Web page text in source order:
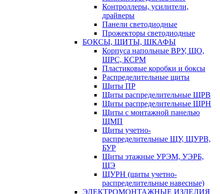
Контроллеры, усилители,
драйверы
Панели светодиодные
Прожекторы светодиодные
БОКСЫ, ЩИТЫ, ШКАФЫ
Корпуса напольные ВРУ, ЩО,
ШРС, КСРМ
Пластиковые коробки и боксы
Распределительные щиты
Щиты ПР
Щиты распределительные ЩРВ
Щиты распределительные ЩРН
Щиты с монтажной панелью
ЩМП
Щиты учетно-
распределительные ЩУ, ЩУРВ,
БУР
Щиты этажные УРЭМ, УЭРБ,
ЩЭ
ЩУРН (щиты учетно-
распределительные навесные)
ЭЛЕКТРОМОНТАЖНЫЕ ИЗДЕЛИЯ